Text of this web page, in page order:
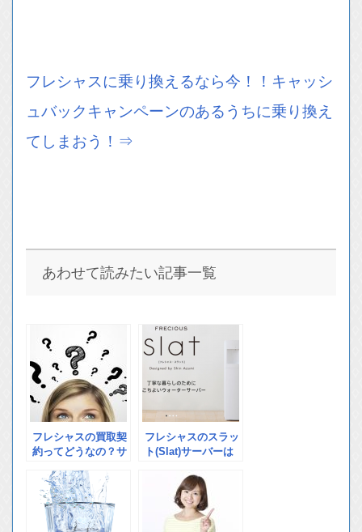
フレシャスに乗り換えるなら今！！キャッシ
ュバックキャンペーンのあるうちに乗り換え
てしまおう！⇒
あわせて読みたい記事一覧
フレシャスの買取契
約ってどうなの？サ
るのとどっちが得な
の？
フレシャスのスラッ
ト(Slat)サーバーは
ラットの特徴と買取
によるメリットにつ
いて説明します